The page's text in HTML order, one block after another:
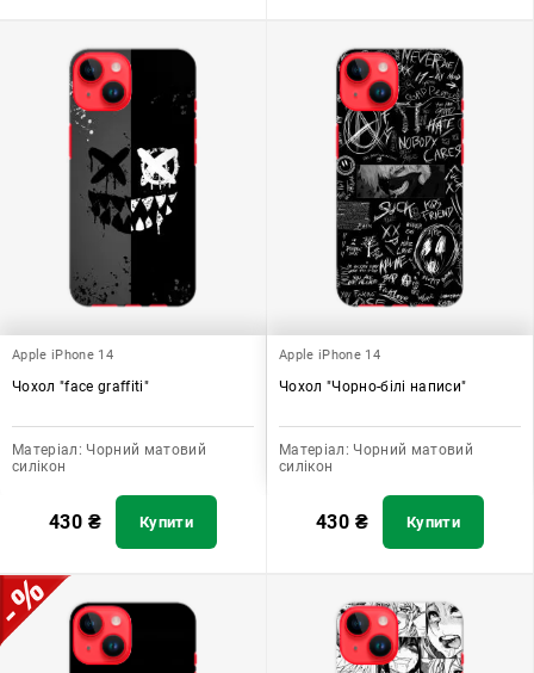
Apple iPhone 14
Чохол "face graffiti"
Матеріал: Чорний матовий
силікон
430 ₴ Купити
Apple iPhone 14
Чохол "Чорно-білі написи"
Матеріал: Чорний матовий
силікон
430 ₴ Купити